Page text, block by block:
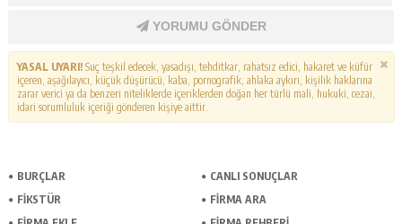
YORUMU GÖNDER
YASAL UYARI!Suç teşkil edecek, yasadışı, tehditkar, rahatsız edici, hakaret ve küfür
içeren, aşağılayıcı, küçük düşürücü, kaba, pornografik, ahlaka aykırı, kişilik haklarına
zarar verici ya da benzeri niteliklerde içeriklerden doğan her türlü mali, hukuki, cezai,
idari sorumluluk içeriği gönderen kişiye aittir.
BURÇLAR
CANLI SONUÇLAR
FİKSTÜR
FİRMA ARA